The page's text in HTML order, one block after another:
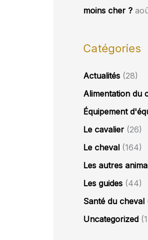
moins cher ?
Catégories
Actualités (28)
Alimentation du
Équipement
Le cavalier (26)
Le cheval (164)
Les autres
Les guides (44)
Santé du cheval
Uncategorized